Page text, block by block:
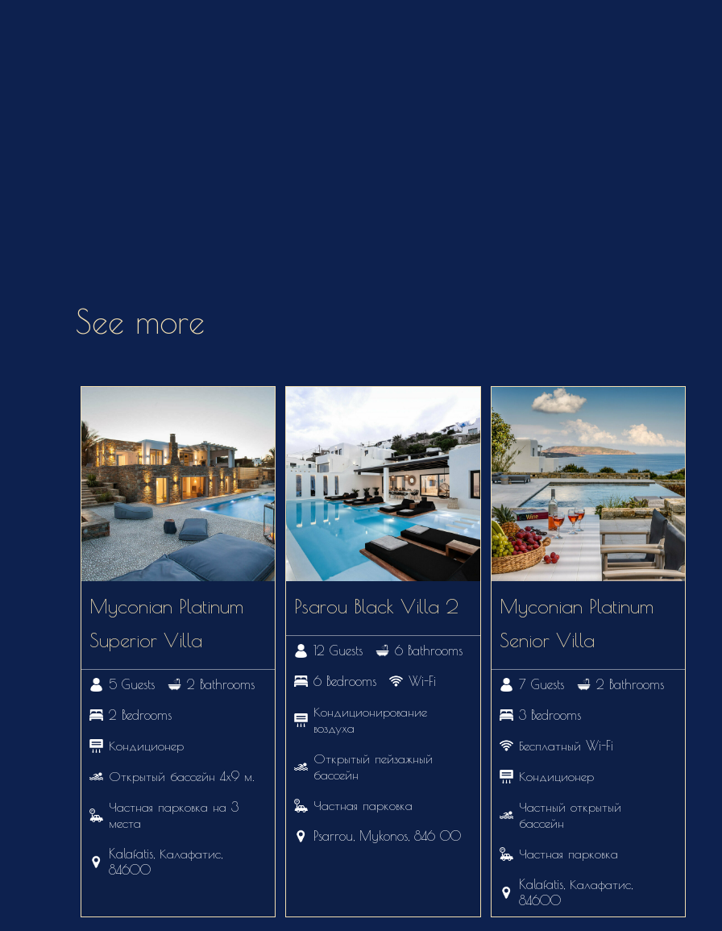
See more
Myconian Platinum
Superior Villa
5 Guests 2 Bathrooms
2 Bedrooms
Кондиционер
Открытый бассейн 4х9 м.
Частная парковка на 3
места
Kalafatis, Калафатис,
84600
Psarou Black Villa 2
12 Guests 6 Bathrooms
6 Bedrooms Wi-Fi
Кондиционирование
воздуха
Открытый пейзажный
бассейн
Частная парковка
Psarrou, Mykonos, 846 00
Myconian Platinum
Senior Villa
7 Guests 2 Bathrooms
3 Bedrooms
Бесплатный Wi-Fi
Кондиционер
Частный открытый
бассейн
Частная парковка
Kalafatis, Калафатис,
84600